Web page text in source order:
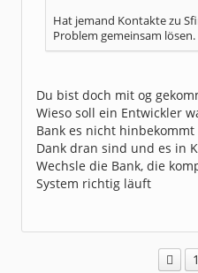
Hat jemand Kontakte zu
Problem gemeinsam lösen.
Du bist doch mit og
Wieso soll ein Entwickler
Bank es nicht
Dank dran sind und es in
Wechsle die Bank, die
System richtig läuft
1